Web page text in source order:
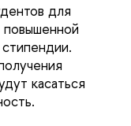
для
повышенной
касаться